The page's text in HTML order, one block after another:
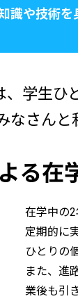
識や技術を
学生ひ
さん
る在
在学中の
定期的に
ひとりの
また、進
業後も引